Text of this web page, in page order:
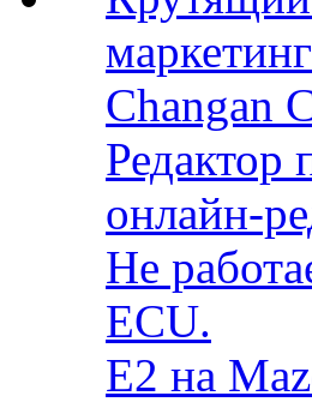
Changan
Редактор
онлайн-
Не
ECU.
E2 на